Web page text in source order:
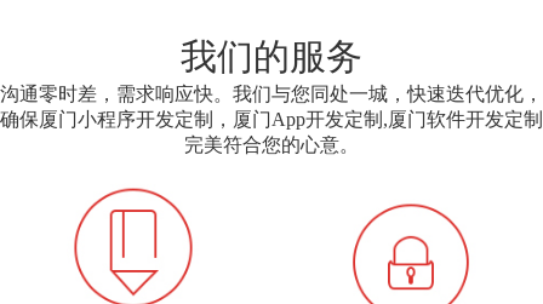
我们的服务
沟通零时差，需求响应快。我们与您同处一城，快速迭代优化，
确保厦门小程序开发定制，厦门App开发定制,厦门软件开发定制
完美符合您的心意。